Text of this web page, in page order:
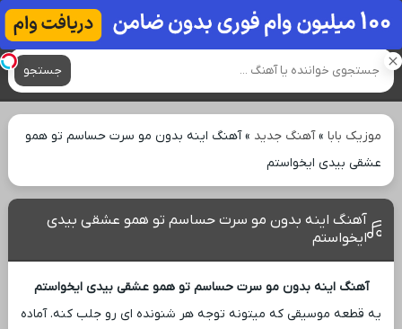
آهنگ های جدید
جستجو
موزیک بابا»آهنگ جدید »آهنگ اینه بدون مو سرت حساسم تو همو
عشقی بیدی ایخواستم
آهنگ اینه بدون مو سرت حساسم تو همو عشقی بیدی
ایخواستم
آهنگ اینه بدون مو سرت حساسم تو همو عشقی بیدی ایخواستم
یه قطعه موسیقی که میتونه توجه هر شنونده ‌ای رو جلب کنه. آماده